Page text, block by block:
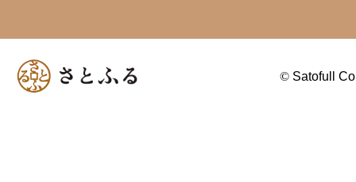
© Satofull